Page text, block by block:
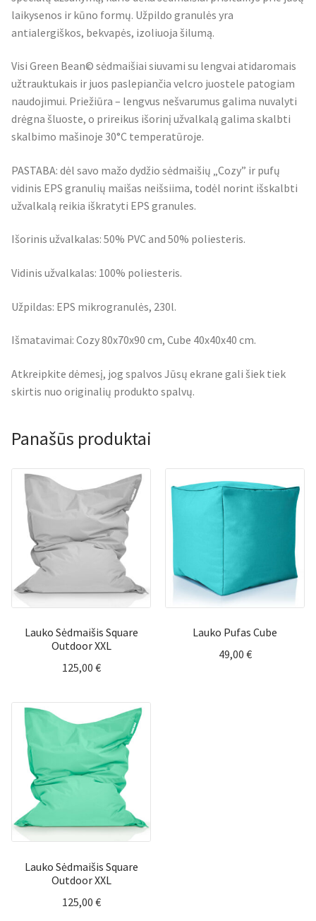
laikysenos ir kūno formų. Užpildo granulės yra
antialergiškos, bekvapės, izoliuoja šilumą.
Visi Green Bean© sėdmaišiai siuvami su lengvai atidaromais
užtrauktukais ir juos paslepiančia velcro juostele patogiam
naudojimui. Priežiūra – lengvus nešvarumus galima nuvalyti
drėgna šluoste, o prireikus išorinį užvalkalą galima skalbti
skalbimo mašinoje 30°C temperatūroje.
PASTABA: dėl savo mažo dydžio sėdmaišių „Cozy” ir pufų
vidinis EPS granulių maišas neišsiima, todėl norint išskalbti
užvalkalą reikia iškratyti EPS granules.
Išorinis užvalkalas: 50% PVC and 50% poliesteris.
Vidinis užvalkalas: 100% poliesteris.
Užpildas: EPS mikrogranulės, 230l.
Išmatavimai: Cozy 80x70x90 cm, Cube 40x40x40 cm.
Atkreipkite dėmesį, jog spalvos Jūsų ekrane gali šiek tiek
skirtis nuo originalių produkto spalvų.
Panašūs produktai
Lauko Sėdmaišis Square
Outdoor XXL
125,00 €
Lauko Pufas Cube
49,00 €
Lauko Sėdmaišis Square
Outdoor XXL
125,00 €